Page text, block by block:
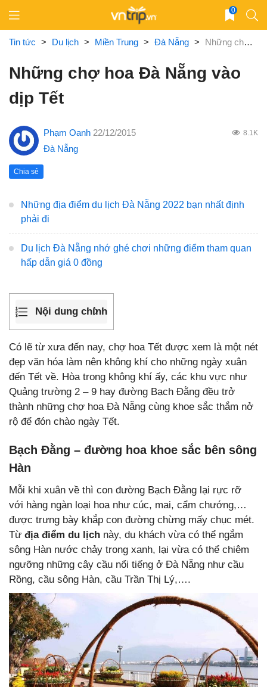
content
0
Tin tức > Du lịch > Miền Trung > Đà Nẵng > Những chợ hoa Đà Nẵng vào dịp Tết
Những chợ hoa Đà Nẵng vào
dịp Tết
Phạm Oanh 22/12/2015 8.1K
Đà Nẵng
Chia sẻ
Những địa điểm du lịch Đà Nẵng 2022 bạn nhất định
phải đi
Du lịch Đà Nẵng nhớ ghé chơi những điểm tham quan
hấp dẫn giá 0 đồng
Nội dung chính
Có lẽ từ xưa đến nay, chợ hoa Tết được xem là một nét
đẹp văn hóa làm nên không khí cho những ngày xuân
đến Tết về. Hòa trong không khí ấy, các khu vực như
Quảng trường 2 – 9 hay đường Bạch Đằng đều trở
thành những chợ hoa Đà Nẵng cùng khoe sắc thắm nở
rộ để đón chào ngày Tết.
Bạch Đằng – đường hoa khoe sắc bên sông
Hàn
Mỗi khi xuân về thì con đường Bạch Đằng lại rực rỡ
với hàng ngàn loại hoa như cúc, mai, cẩm chướng,…
được trưng bày khắp con đường chừng mấy chục mét.
Từ địa điểm du lịch này, du khách vừa có thể ngắm
sông Hàn nước chảy trong xanh, lại vừa có thể chiêm
ngưỡng những cây cầu nổi tiếng ở Đà Nẵng như cầu
Rồng, cầu sông Hàn, cầu Trần Thị Lý,….